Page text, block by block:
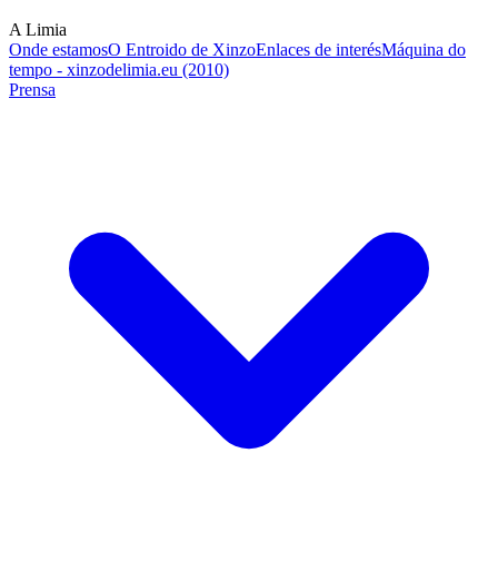
A Limia
Onde estamosO Entroido de XinzoEnlaces de interésMáquina do
tempo - xinzodelimia.eu (2010)
Prensa